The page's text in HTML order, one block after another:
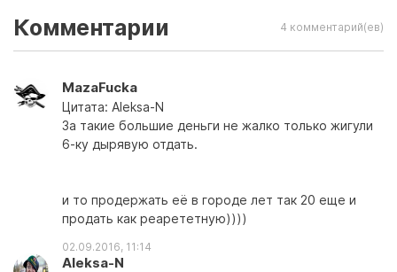
Комментарии 4 комментарий(ев)
MazaFucka
Цитата: Aleksa-N
За такие большие деньги не жалко только жигули
6-ку дырявую отдать.
и то продержать её в городе лет так 20 еще и
продать как реарететную))))
02.09.2016, 11:14
Aleksa-N